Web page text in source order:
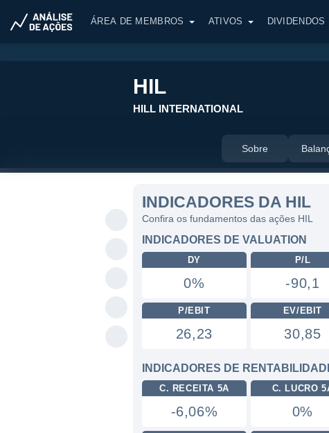
ÁREA DE MEMBROS ATIVOS DIVIDENDOS
HIL
HILL INTERNATIONAL
Sobre
INDICADORES DA HIL
Confira os fundamentos das ações HIL
INDICADORES DE VALUATION
DY
0%
P/L
-90,1
P/EBIT
26,23
EV/EBIT
30,85
INDICADORES DE
C. RECEITA 5A
-6,06%
C. LUCRO
0%